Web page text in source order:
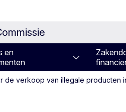
en
de verkoop van illegale producten